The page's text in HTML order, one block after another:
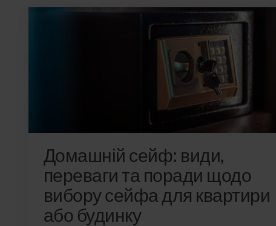
Домашній сейф: види,
переваги та поради щодо
вибору сейфа для квартири
або будинку